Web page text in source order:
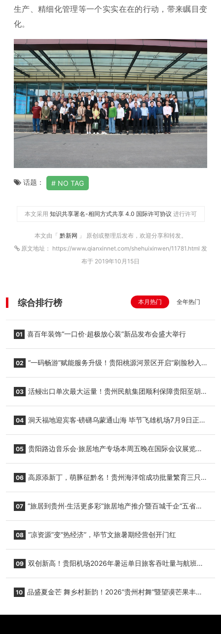
生产、精细化管理等一个实实在在的行动，带来瞩目变
化。
话题： NO TAG
本文采用 知识共享署名-相同方式共享 4.0 国际许可协议 进行许可
本文由「 黔新网 」 原创或整理后发布，欢迎分享和转发。
原文地址： https://www.qianxinnet.com/shehuixinwen/11781.html 发
布于 2019年10月15日
综合排行榜 本月热门 全年热门
01 喜百年装饰“一口价·超极放心装”新品发布会盛大举行
02 “一码畅游”赋能服务升级！贵阳桃源河景区开启“刷脸秒入
03 活鳗出口单次最大运量！贵州民航集团顺利保障贵阳至胡
04 洞天福地迎宾客·磅礴乌蒙通山海 毕节飞雄机场7月9日正式
05 贵阳路边音乐会·旅居地产专场本周五晚在国际会议展览中
06 高原添新丁，萌豚征黔名！贵州海洋馆成功批量繁育三只
07 “旅居到贵州·生活更多彩”旅居地产推介暨百城千企“五省
08 “凉资源”变“热经济”，毕节文旅暑期经营创开门红
09 双创新高！贵阳机场2026年暑运单日旅客吞吐量与航班起
10 品盛夏金芒 舞乡村新韵！2026“贵州村舞”暨望谟芒果丰收